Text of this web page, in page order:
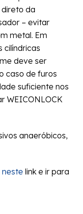
da
– evitar
metal. Em
cilíndricas
deve ser
caso de furos
suficiente nos
WEICONLOCK
anaeróbicos,
neste link e ir para